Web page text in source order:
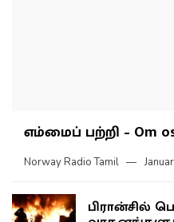
எம்மைப் பற்றி – Om
Norway Radio Tamil
பிரான்சில்